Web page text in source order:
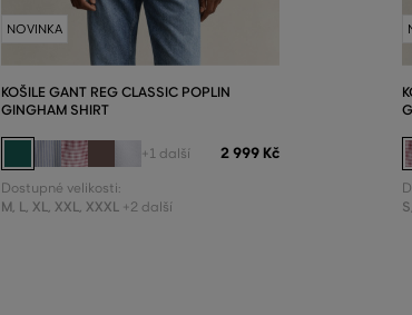
NOVINKA
KOŠILE GANT REG CLASSIC POPLIN
GINGHAM SHIRT
+1 další 2 999 Kč
Dostupné velikosti:
M L XL XXL XXXL +2 další S